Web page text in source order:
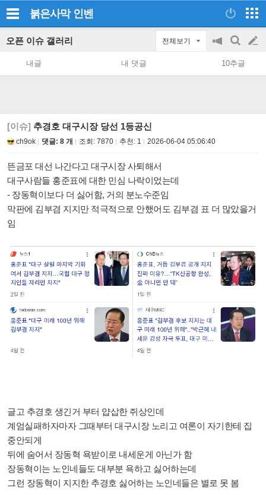
붉은사막 인벤
오픈 이슈 갤러리 전체보기
공
지
on/off
검
색
글
쓰
내글 내 댓글 10추글
[이슈] 추경호 대구시장 당선 1등공신
ch9ok 댓글: 8 개 조회: 7870 추천: 1 2026-06-04 05:06:40
뜬금포 대선 나간다고 대구시장 사퇴해서
대구사람들 홍준표에 대한 민심 나락이었는데
- 장동혁이보다 더 싫어함, 거의 분노수준임
막판에 김부겸 지지만 적극적으로 안했어도 김부겸 표 더 많았을거
임
글고 추경호 생긴거 부터 얍삽한 쥐상인데
계엄실패하자마자 그때부터 대구시장 노리고 여론이 자기한테 집
중안되게
뒤에 숨어서 장동혁 욕받이로 내세운게 아닌가 함
장동혁이는 노인네들도 대부분 욕하고 싫어하는데
그런 장동혁이 지지한 추경호 싫어하는 노인네들은 별로 못 봄